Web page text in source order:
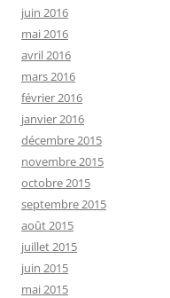
juin 2016
mai 2016
avril 2016
mars 2016
février 2016
janvier 2016
décembre 2015
novembre 2015
octobre 2015
septembre 2015
août 2015
juillet 2015
juin 2015
mai 2015